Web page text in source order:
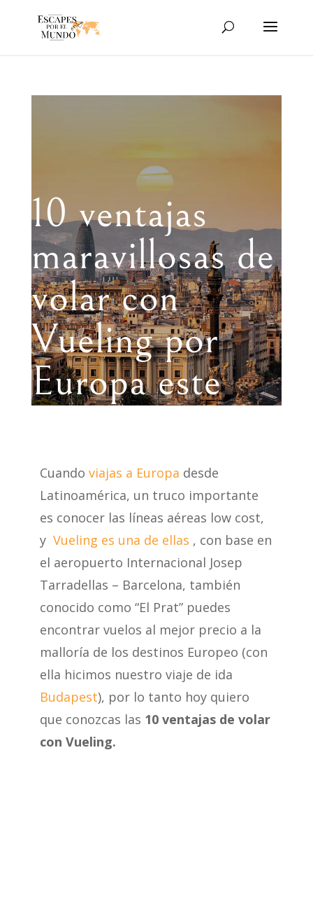
10 ventajas
maravillosas de
volar con
Vueling por
Europa este
Cuando viajas a Europa desde
Latinoamérica, un truco importante
es conocer las líneas aéreas low cost,
yVueling es una de ellas , con base en
el aeropuerto Internacional Josep
Tarradellas – Barcelona, también
conocido como “El Prat” puedes
encontrar vuelos al mejor precio a la
malloría de los destinos Europeo (con
ella hicimos nuestro viaje de ida
Budapest), por lo tanto hoy quiero
que conozcas las 10 ventajas de volar
con Vueling.